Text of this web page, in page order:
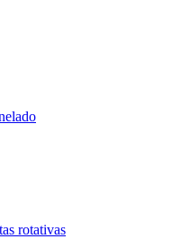
rotativas